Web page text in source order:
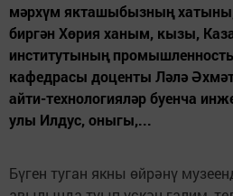
мәрхүм якташыбызның хатыны,
биргән Хөрия ханым, кызы,
институтының
кафедрасы доценты Ләлә
айти-технологияләр буенча
улы Илдус, оныгы,...
Бүген туган якны өйрәнү